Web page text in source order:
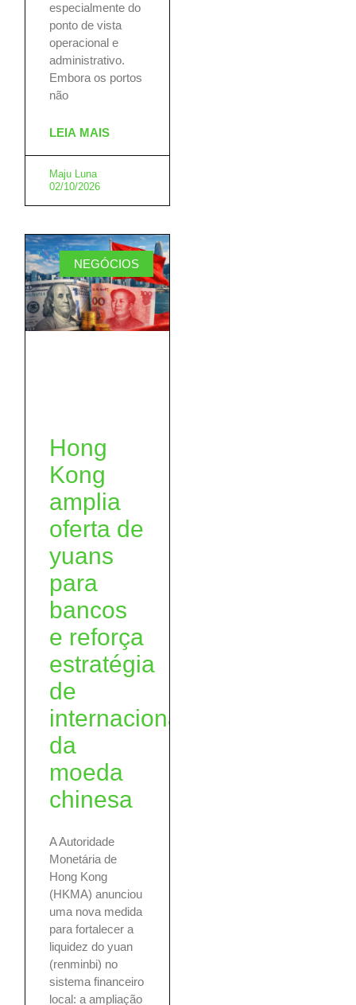
especialmente do
ponto de vista
operacional e
administrativo.
Embora os portos
não
LEIA MAIS
Maju Luna
02/10/2026
NEGÓCIOS
Hong
Kong
amplia
oferta de
yuans
para
bancos
e reforça
estratégia
de
internacionalização
da
moeda
chinesa
A Autoridade
Monetária de
Hong Kong
(HKMA) anunciou
uma nova medida
para fortalecer a
liquidez do yuan
(renminbi) no
sistema financeiro
local: a ampliação